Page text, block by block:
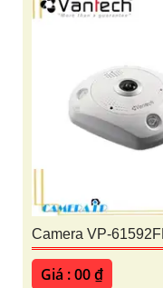
Camera VP-
Giá : 00 ₫